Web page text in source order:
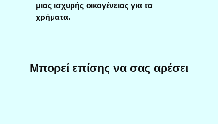
μιας ισχυρής οικογένειας για τα
χρήματα.
Μπορεί επίσης να σας αρέσει